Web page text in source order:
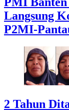
Langsung
P2MI-
2 Tahun